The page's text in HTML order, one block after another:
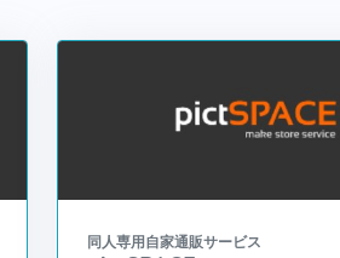
同人専用自家通販サービス